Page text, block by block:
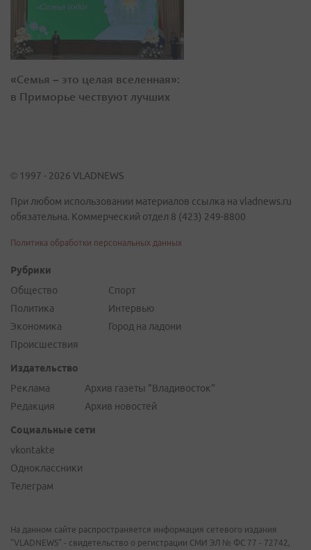
«Семья – это целая вселенная»:
в Приморье чествуют лучших
© 1997 - 2026 VLADNEWS
При любом использовании материалов ссылка на vladnews.ru
обязательна. Коммерческий отдел 8 (423) 249-8800
Политика обработки персональных данных
Рубрики
Общество
Политика
Экономика
Происшествия
Спорт
Интервью
Город на ладони
Издательство
Реклама
Редакция
Архив газеты "Владивосток"
Архив новостей
Социальные сети
vkontakte
Одноклассники
Телеграм
На данном сайте распространяется информация сетевого издания
"VLADNEWS" - свидетельство о регистрации СМИ ЭЛ № ФС 77 - 72742,